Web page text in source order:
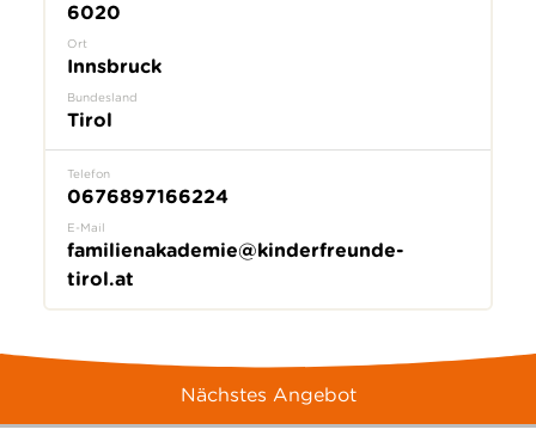
6020
Ort
Innsbruck
Bundesland
Tirol
Telefon
0676897166224
E-Mail
familienakademie@kinderfreunde-
tirol.at
Nächstes Angebot